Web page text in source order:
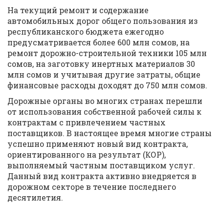
На текущий ремонт и содержание
автомобильных дорог общего пользования из
республиканского бюджета ежегодно
предусматривается более 600 млн сомов, на
ремонт дорожно-строительной техники 105 млн
сомов, на заготовку инертных материалов 30
млн сомов и учитывая другие затраты, общие
финансовые расходы доходят до 750 млн сомов.
Дорожные органы во многих странах перешли
от использования собственной рабочей силы к
контрактам с привлечением частных
поставщиков. В настоящее время многие страны
успешно применяют новый вид контракта,
ориентированного на результат (КОР),
выполняемый частным поставщиком услуг.
Данный вид контракта активно внедряется в
дорожном секторе в течение последнего
десятилетия.